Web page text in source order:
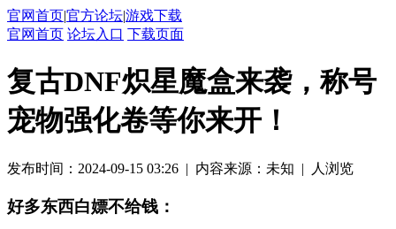
官网首页|官方论坛|游戏下载
官网首页 论坛入口 下载页面
复古DNF炽星魔盒来袭，称号
宠物强化卷等你来开！
发布时间：2024-09-15 03:26 | 内容来源：未知 | 人浏览
好多东西白嫖不给钱：